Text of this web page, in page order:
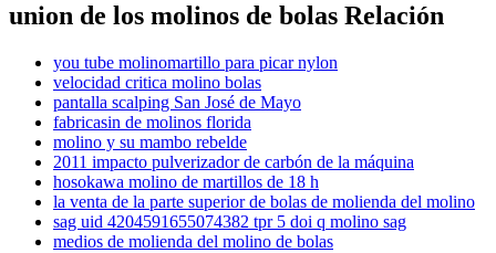
union de los molinos de bolas Relación
you tube molinomartillo para picar nylon
velocidad critica molino bolas
pantalla scalping San José de Mayo
fabricasin de molinos florida
molino y su mambo rebelde
2011 impacto pulverizador de carbón de la máquina
hosokawa molino de martillos de 18 h
la venta de la parte superior de bolas de molienda del molino
sag uid 4204591655074382 tpr 5 doi q molino sag
medios de molienda del molino de bolas